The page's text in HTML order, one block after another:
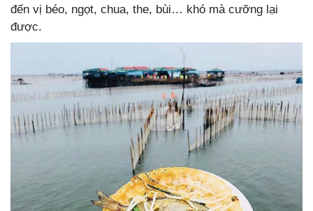
đến vị béo, ngọt, chua, the, bùi… khó mà cưỡng lại
được.